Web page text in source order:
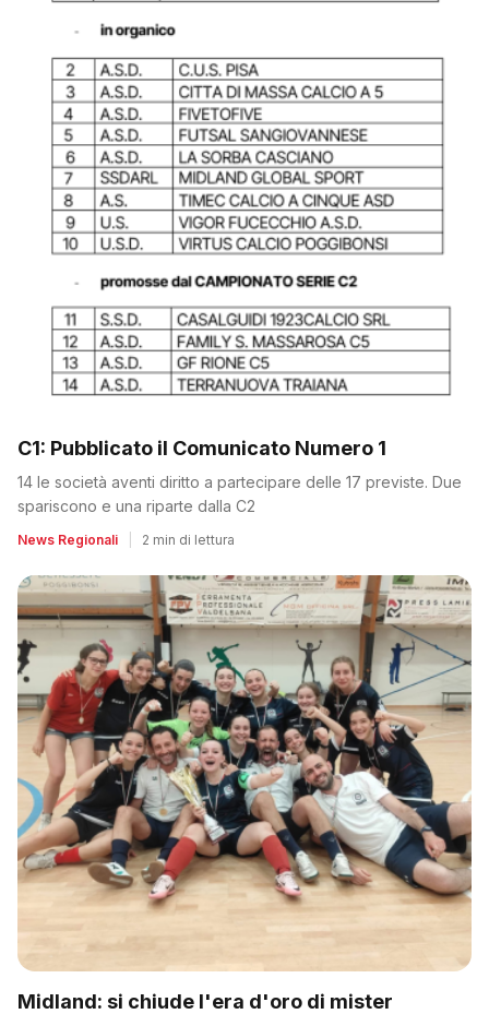
C1: Pubblicato il Comunicato Numero 1
14 le società aventi diritto a partecipare delle 17 previste. Due
spariscono e una riparte dalla C2
News Regionali 2 min di lettura
Midland: si chiude l'era d'oro di mister